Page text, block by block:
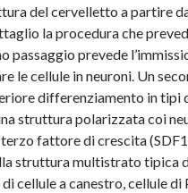
del cervelletto a partire
la procedura che
passaggio prevede
le cellule in neuroni. Un
differenziamento in tipi
struttura polarizzata coi
fattore di crescita
struttura multistrato tipica
cellule a canestro, cellule